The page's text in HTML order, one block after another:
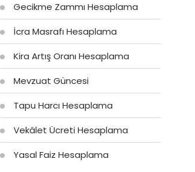
Gecikme Zammı Hesaplama
İcra Masrafı Hesaplama
Kira Artış Oranı Hesaplama
Mevzuat Güncesi
Tapu Harcı Hesaplama
Vekâlet Ücreti Hesaplama
Yasal Faiz Hesaplama